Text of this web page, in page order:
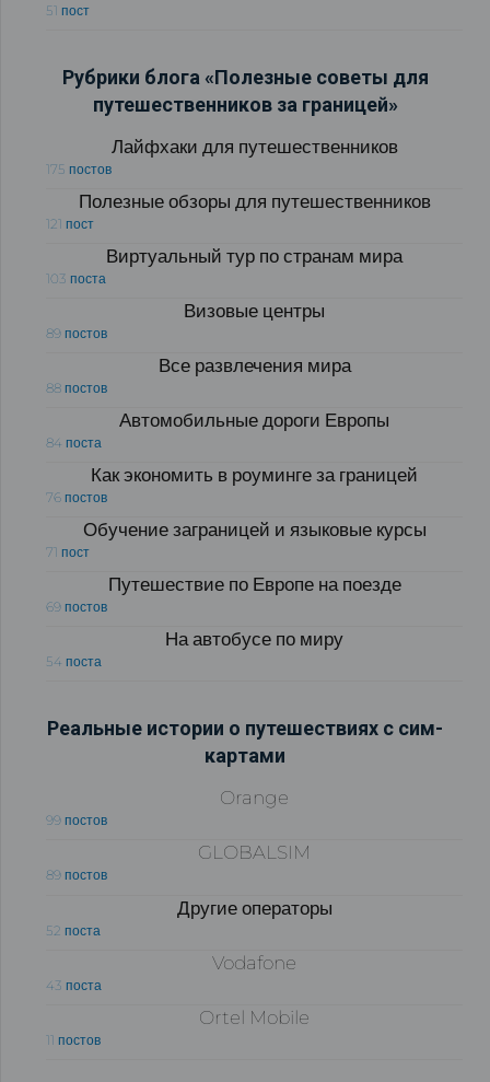
51 пост
Рубрики блога «Полезные советы для
путешественников за границей»
Лайфхаки для путешественников
175 постов
Полезные обзоры для путешественников
121 пост
Виртуальный тур по странам мира
103 поста
Визовые центры
89 постов
Все развлечения мира
88 постов
Автомобильные дороги Европы
84 поста
Как экономить в роуминге за границей
76 постов
Обучение заграницей и языковые курсы
71 пост
Путешествие по Европе на поезде
69 постов
На автобусе по миру
54 поста
Реальные истории о путешествиях с сим-
картами
Orange
99 постов
GLOBALSIM
89 постов
Другие операторы
52 поста
Vodafone
43 поста
Ortel Mobile
11 постов